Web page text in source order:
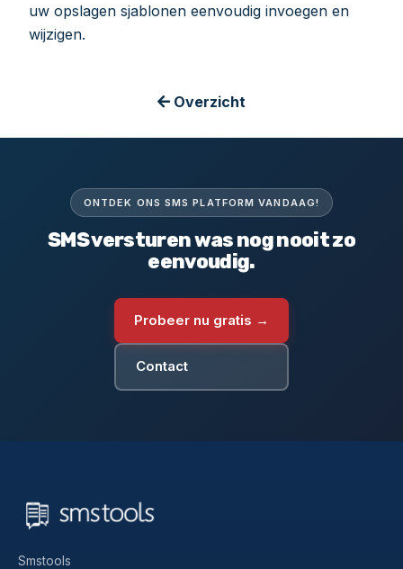
uw opslagen sjablonen eenvoudig invoegen en
wijzigen.
Overzicht
ONTDEK ONS SMS PLATFORM VANDAAG!
SMS versturen was nog nooit zo
eenvoudig.
Probeer nu gratis →
Contact
Smstools